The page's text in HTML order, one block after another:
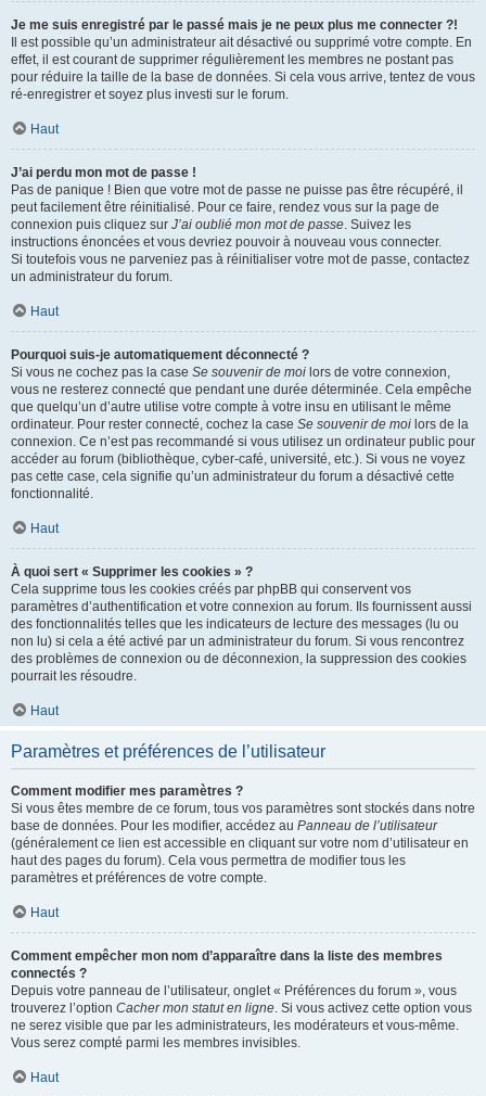
Je me suis enregistré par le passé mais je ne peux plus me connecter ?!
Il est possible qu’un administrateur ait désactivé ou supprimé votre compte. En
effet, il est courant de supprimer régulièrement les membres ne postant pas
pour réduire la taille de la base de données. Si cela vous arrive, tentez de vous
ré-enregistrer et soyez plus investi sur le forum.
Haut
J’ai perdu mon mot de passe !
Pas de panique ! Bien que votre mot de passe ne puisse pas être récupéré, il
peut facilement être réinitialisé. Pour ce faire, rendez vous sur la page de
connexion puis cliquez sur J’ai oublié mon mot de passe. Suivez les
instructions énoncées et vous devriez pouvoir à nouveau vous connecter.
Si toutefois vous ne parveniez pas à réinitialiser votre mot de passe, contactez
un administrateur du forum.
Haut
Pourquoi suis-je automatiquement déconnecté ?
Si vous ne cochez pas la case Se souvenir de moi lors de votre connexion,
vous ne resterez connecté que pendant une durée déterminée. Cela empêche
que quelqu’un d’autre utilise votre compte à votre insu en utilisant le même
ordinateur. Pour rester connecté, cochez la case Se souvenir de moi lors de la
connexion. Ce n’est pas recommandé si vous utilisez un ordinateur public pour
accéder au forum (bibliothèque, cyber-café, université, etc.). Si vous ne voyez
pas cette case, cela signifie qu’un administrateur du forum a désactivé cette
fonctionnalité.
Haut
À quoi sert « Supprimer les cookies » ?
Cela supprime tous les cookies créés par phpBB qui conservent vos
paramètres d’authentification et votre connexion au forum. Ils fournissent aussi
des fonctionnalités telles que les indicateurs de lecture des messages (lu ou
non lu) si cela a été activé par un administrateur du forum. Si vous rencontrez
des problèmes de connexion ou de déconnexion, la suppression des cookies
pourrait les résoudre.
Haut
Paramètres et préférences de l’utilisateur
Comment modifier mes paramètres ?
Si vous êtes membre de ce forum, tous vos paramètres sont stockés dans notre
base de données. Pour les modifier, accédez au Panneau de l’utilisateur
(généralement ce lien est accessible en cliquant sur votre nom d’utilisateur en
haut des pages du forum). Cela vous permettra de modifier tous les
paramètres et préférences de votre compte.
Haut
Comment empêcher mon nom d’apparaître dans la liste des membres
connectés ?
Depuis votre panneau de l’utilisateur, onglet « Préférences du forum », vous
trouverez l’option Cacher mon statut en ligne. Si vous activez cette option vous
ne serez visible que par les administrateurs, les modérateurs et vous-même.
Vous serez compté parmi les membres invisibles.
Haut